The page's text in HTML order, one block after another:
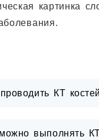
картинка
КТ
выполнять